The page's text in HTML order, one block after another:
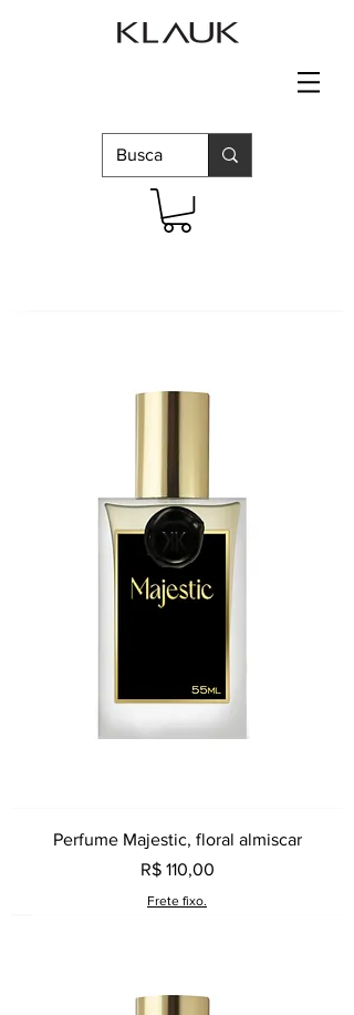
Perfume Majestic, floral almiscar
Preço
R$ 110,00
Frete fixo.